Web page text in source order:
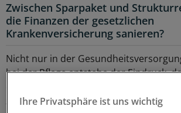
Zwischen Sparpaket und
die Finanzen der gesetzlichen
Krankenversicherung sanieren?
Nicht nur in der
bei der Pflege entstehe der Eindruck,
zurückzahle.
Ihre Privatsphäre ist uns wichtig